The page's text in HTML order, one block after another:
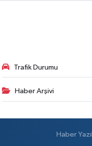
Trafik Durumu
Haber Arşivi
Haber